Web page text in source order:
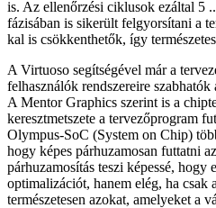
is. Az ellenőrzési ciklusok ezáltal 5
fázisában is sikerült felgyorsítani a
kal is csökkenthetők, így
A Virtuoso segítségével már a
felhasználók rendszereire szabhatók
A Mentor Graphics szerint is a
keresztmetszete a tervezőprogram
Olympus-SoC (System on Chip)
hogy képes párhuzamosan futtatni
párhuzamosítás teszi képessé,
optimalizációt, hanem elég, ha
természetesen azokat, amelyeket a